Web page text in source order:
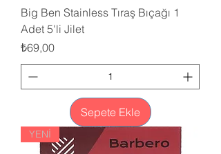
Big Ben Stainless Tıraş Bıçağı 1
Adet 5'li Jilet
Fiyat
₺69,00
Sepete Ekle
YENİ